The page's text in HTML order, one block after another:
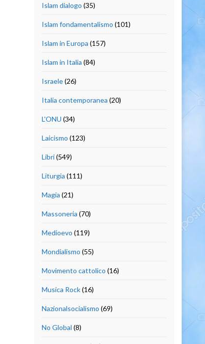
Islam dialogo (35)
Islam fondamentalismo (101)
Islam in Europa (157)
Islam in Italia (84)
Israele(26)
Italia contemporanea (20)
L'ONU (34)
Laicismo (123)
Libri(549)
Liturgia (111)
Magia (21)
Massoneria (70)
Medioevo (119)
Mondialismo (55)
Movimento cattolico (16)
Musica Rock(16)
Nazionalsocialismo (69)
No Global (8)